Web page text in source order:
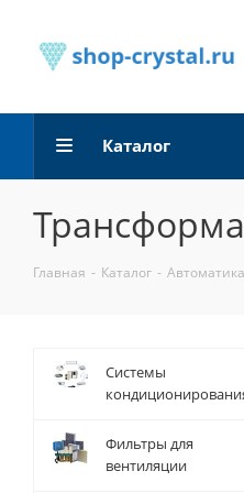
Каталог
Главная - Каталог -
Системы
Фильтры для
вентиляции